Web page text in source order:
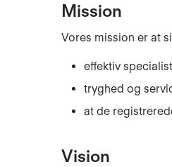
Mission
Vores mission er at
effektiv
tryghed og
at de
Vision